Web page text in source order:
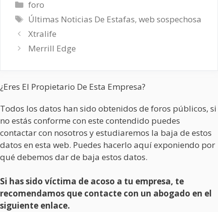
Categorías
foro
Etiquetas
Últimas Noticias De Estafas,web sospechosa
Xtralife
Merrill Edge
¿Eres El Propietario De Esta Empresa?
Todos los datos han sido obtenidos de foros públicos, si
no estás conforme con este contendido puedes
contactar con nosotros y estudiaremos la baja de estos
datos en esta web. Puedes hacerlo aquí exponiendo por
qué debemos dar de baja estos datos.
Si has sido víctima de acoso a tu empresa, te
recomendamos que contacte con un abogado en el
siguiente enlace.